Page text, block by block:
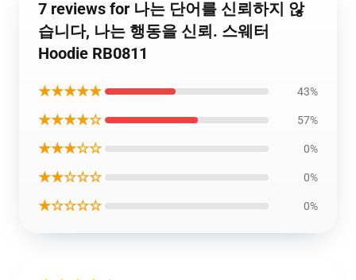
7 reviews for 나는 단어를 신뢰하지 않
습니다, 나는 행동을 신뢰. 스웨터
Hoodie RB0811
★★★★★ 43%
★★★★☆ 57%
★★★☆☆ 0%
★★☆☆☆ 0%
★☆☆☆☆ 0%